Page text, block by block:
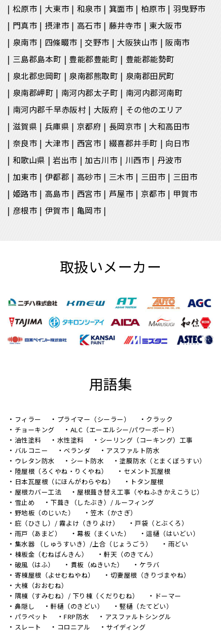
松原市
大東市 和泉市 箕面市 柏原市
羽曳野市
門真市
摂津市 高石市 藤井寺市
東大阪市
泉南市
四條畷市 交野市 大阪狭山市
阪南市
三島郡島本町
豊能郡豊能町
豊能郡能勢町
泉北郡忠岡町
泉南郡熊取町
泉南郡田尻町
泉南郡岬町
南河内郡太子町
南河内郡河南町
南河内郡千早赤阪村
大阪府
その他のエリア
滋賀県
兵庫県 京都府 長岡京市
大和高田市
奈良市
大津市 西宮市 綴喜郡井手町
向日市
和歌山県
岩出市 加古川市 川西市
丹波市
加東市
伊都郡 高砂市 三木市 三田市
三田市
姫路市
高島市 西宮市 芦屋市 京都市
甲賀市
彦根市
伊賀市 亀岡市
取扱いメーカー
用語集
フィラー プライマー（シーラー）
クラック
チョーキング
ALC（エーエルシー/パワーボード）
油性塗料
水性塗料
シーリング（コーキング）工事
バルコニー
ベランダ
アスファルト防水
ウレタン防水
シート防水
塗膜防水（とまくぼうすい）
陸屋根（ろくやね・りくやね）
セメント瓦屋根
日本瓦屋根（にほんがわらやね）
トタン屋根
屋根カバー工法
屋根葺き替え工事（やねふきかえこうじ）
雪止め
下葺き（したぶき）/ ルーフィング
野地板（のじいた）
笠木（かさぎ）
庇（ひさし）/ 霧よけ（きりよけ）
戸袋（とぶくろ）
雨戸（あまど）
幕板（まくいた）
這樋（はいどい）
集水器 （しゅうすいき）/上合（じょうごう）
雨どい
棟板金（むねばんきん）
軒天（のきてん）
破風（はふ）
貫板（ぬきいた）
ケラバ
寄棟屋根（よせむねやね）
切妻屋根（きりづまやね）
大棟（おおむね）
隅棟（すみむね）/ 下り棟（くだりむね）
ドーマー
鼻隠し
軒樋（のきどい）
竪樋（たてどい）
パラペット
FRP防水
アスファルトシングル
スレート
コロニアル サイディング